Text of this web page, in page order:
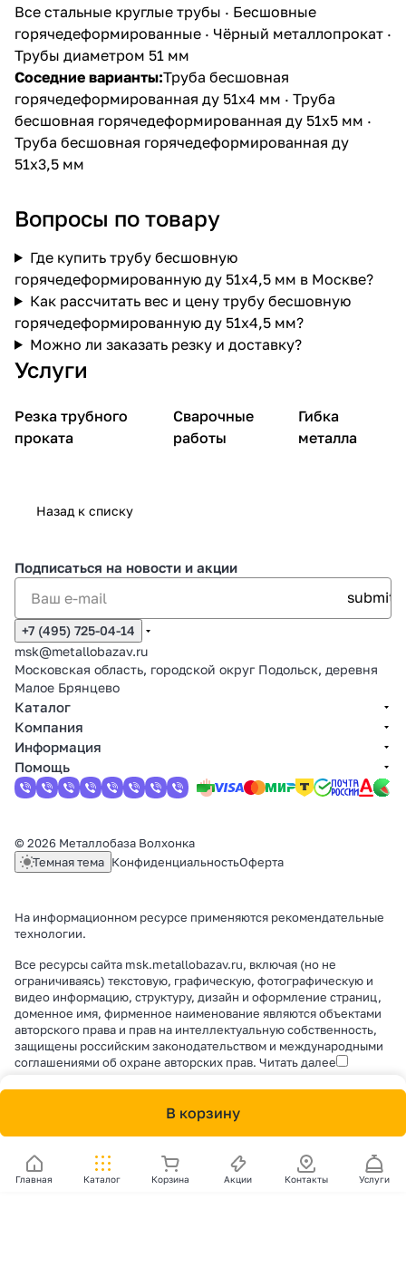
Все стальные круглые трубы · Бесшовные
горячедеформированные · Чёрный металлопрокат ·
Трубы диаметром 51 мм
Соседние варианты:Труба бесшовная
горячедеформированная ду 51х4 мм · Труба
бесшовная горячедеформированная ду 51х5 мм ·
Труба бесшовная горячедеформированная ду
51х3,5 мм
Вопросы по товару
Где купить трубу бесшовную
горячедеформированную ду 51х4,5 мм в Москве?
Как рассчитать вес и цену трубу бесшовную
горячедеформированную ду 51х4,5 мм?
Можно ли заказать резку и доставку?
Услуги
Резка трубного
проката
Сварочные
работы
Гибка
металла
Назад к списку
В корзину
Главная Каталог Корзина Акции Контакты Услуги
Подписаться на новости и акции
+7 (495) 725-04-14
msk@metallobazav.ru
Московская область, городской округ Подольск, деревня
Малое Брянцево
Каталог
Компания
Информация
Помощь
© 2026 Металлобаза Волхонка
Темная тема КонфиденциальностьОферта
На информационном ресурсе применяются рекомендательные
технологии.
Все ресурсы сайта msk.metallobazav.ru, включая (но не
ограничиваясь) текстовую, графическую, фотографическую и
видео информацию, структуру, дизайн и оформление страниц,
доменное имя, фирменное наименование являются объектами
авторского права и прав на интеллектуальную собственность,
защищены российским законодательством и международными
соглашениями об охране авторских прав. Читать далее